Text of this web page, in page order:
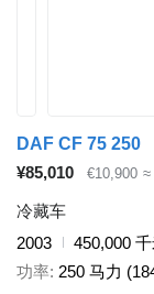
DAF CF 75 250
¥85,010
€10,900 ≈
冷藏车
2003
450,000
功率 250 马力